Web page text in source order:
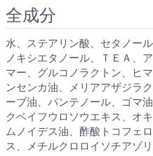
全成分
水、ステアリン酸、セタノー
ノキシエタノール、ＴＥＡ、
マー、グルコノラクトン、ヒ
ンセンカ油、メリアアザジラ
ーブ油、パンテノール、ゴマ
クベイフウロソウエキス、オ
ムノイデス油、酢酸トコフェ
ス、メチルクロロイソチアゾ